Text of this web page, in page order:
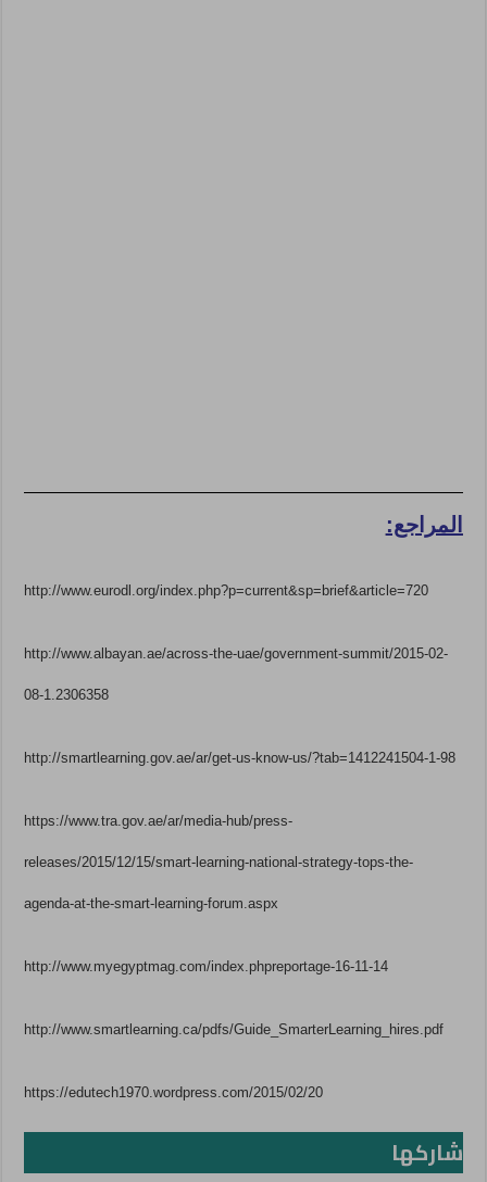
المراجع:
http://www.eurodl.org/index.php?p=current&sp=brief&article=720
http://www.albayan.ae/across-the-uae/government-summit/2015-02-
08-1.2306358
http://smartlearning.gov.ae/ar/get-us-know-us/?tab=1412241504-1-98
https://www.tra.gov.ae/ar/media-hub/press-
releases/2015/12/15/smart-learning-national-strategy-tops-the-
agenda-at-the-smart-learning-forum.aspx
http://www.myegyptmag.com/index.phpreportage-16-11-14
http://www.smartlearning.ca/pdfs/Guide_SmarterLearning_hires.pdf
https://edutech1970.wordpress.com/2015/02/20
شاركها